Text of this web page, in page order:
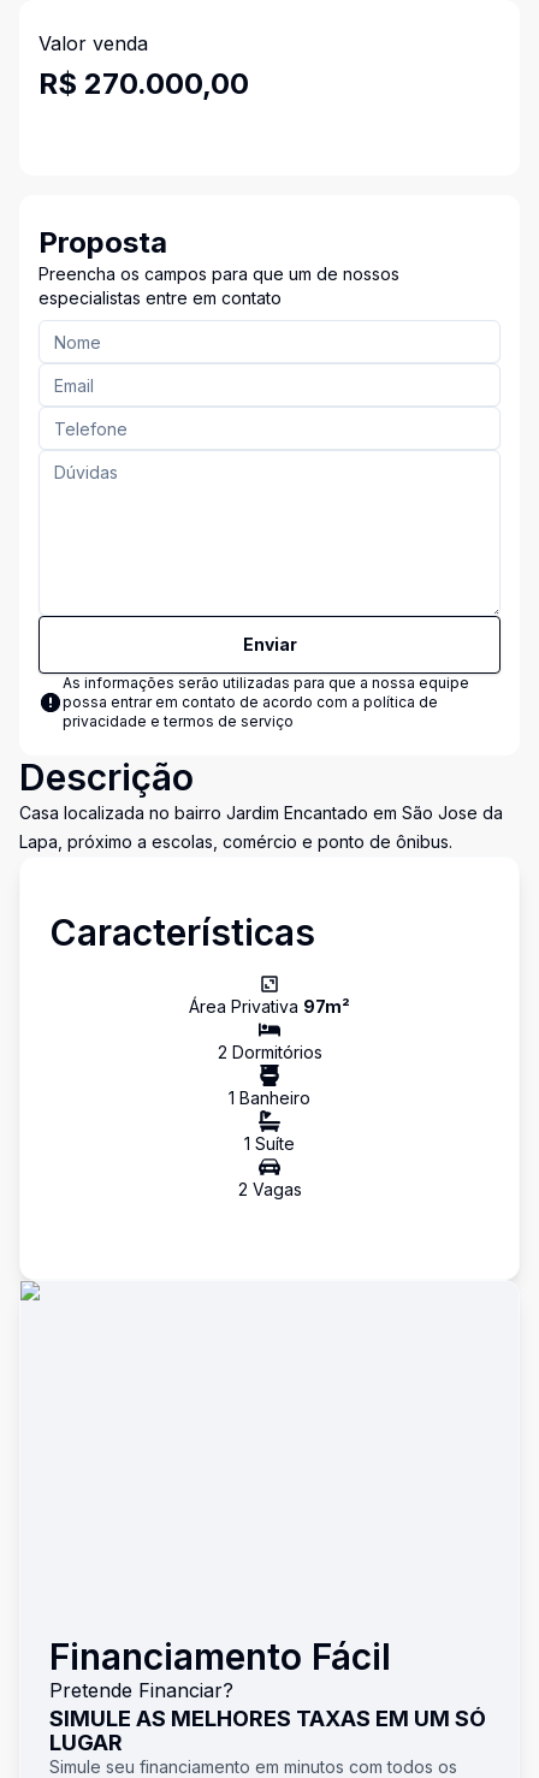
Valor venda
R$ 270.000,00
Proposta
Preencha os campos para que um de nossos
especialistas entre em contato
Enviar
As informações serão utilizadas para que a nossa equipe
possa entrar em contato de acordo com a política de
privacidade e termos de serviço
Descrição
Casa localizada no bairro Jardim Encantado em São Jose da
Lapa, próximo a escolas, comércio e ponto de ônibus.
Características
Área Privativa 97m²
2 Dormitórios
1 Banheiro
1 Suíte
2 Vagas
Financiamento Fácil
Pretende Financiar?
SIMULE AS MELHORES TAXAS EM UM SÓ
LUGAR
Simule seu financiamento em minutos com todos os